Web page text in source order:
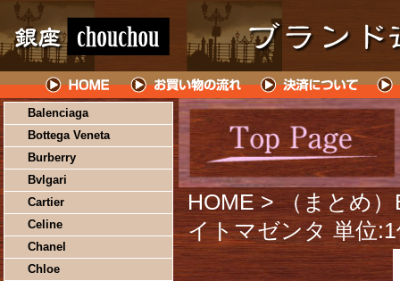
Balenciaga
Bottega Veneta
Burberry
Bvlgari
Cartier
Celine
Chanel
Chloe
HOME > （まとめ
イトマゼンタ 単位